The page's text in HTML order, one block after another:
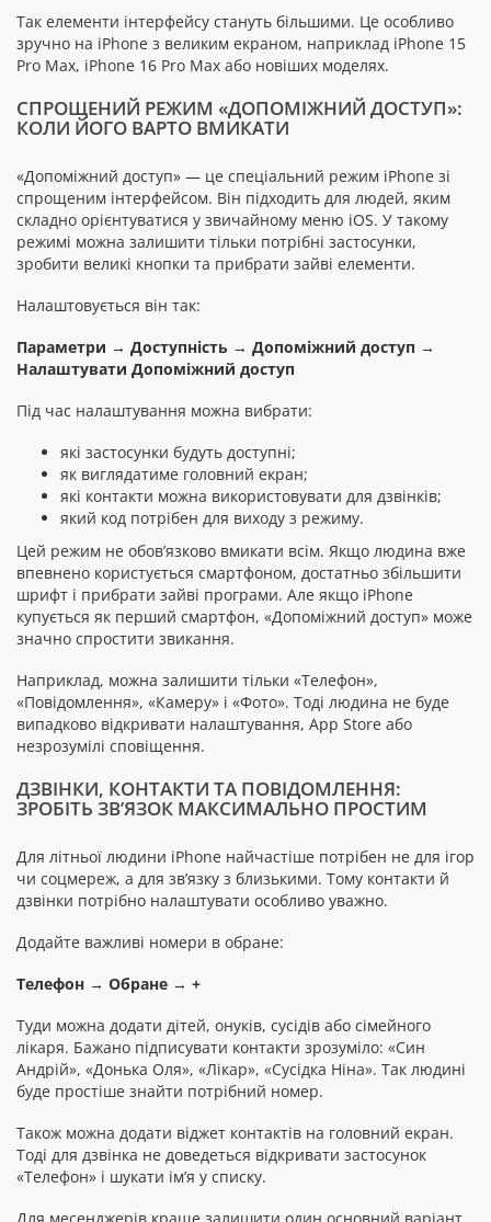
Так елементи інтерфейсу стануть більшими. Це особливо
зручно на iPhone з великим екраном, наприклад iPhone 15
Pro Max, iPhone 16 Pro Max або новіших моделях.
СПРОЩЕНИЙ РЕЖИМ «ДОПОМІЖНИЙ ДОСТУП»:
КОЛИ ЙОГО ВАРТО ВМИКАТИ
«Допоміжний доступ» — це спеціальний режим iPhone зі
спрощеним інтерфейсом. Він підходить для людей, яким
складно орієнтуватися у звичайному меню iOS. У такому
режимі можна залишити тільки потрібні застосунки,
зробити великі кнопки та прибрати зайві елементи.
Налаштовується він так:
Параметри → Доступність → Допоміжний доступ →
Налаштувати Допоміжний доступ
Під час налаштування можна вибрати:
які застосунки будуть доступні;
як виглядатиме головний екран;
які контакти можна використовувати для дзвінків;
який код потрібен для виходу з режиму.
Цей режим не обов’язково вмикати всім. Якщо людина вже
впевнено користується смартфоном, достатньо збільшити
шрифт і прибрати зайві програми. Але якщо iPhone
купується як перший смартфон, «Допоміжний доступ» може
значно спростити звикання.
Наприклад, можна залишити тільки «Телефон»,
«Повідомлення», «Камеру» і «Фото». Тоді людина не буде
випадково відкривати налаштування, App Store або
незрозумілі сповіщення.
ДЗВІНКИ, КОНТАКТИ ТА ПОВІДОМЛЕННЯ:
ЗРОБІТЬ ЗВ’ЯЗОК МАКСИМАЛЬНО ПРОСТИМ
Для літньої людини iPhone найчастіше потрібен не для ігор
чи соцмереж, а для зв’язку з близькими. Тому контакти й
дзвінки потрібно налаштувати особливо уважно.
Додайте важливі номери в обране:
Телефон → Обране → +
Туди можна додати дітей, онуків, сусідів або сімейного
лікаря. Бажано підписувати контакти зрозуміло: «Син
Андрій», «Донька Оля», «Лікар», «Сусідка Ніна». Так людині
буде простіше знайти потрібний номер.
Також можна додати віджет контактів на головний екран.
Тоді для дзвінка не доведеться відкривати застосунок
«Телефон» і шукати ім’я у списку.